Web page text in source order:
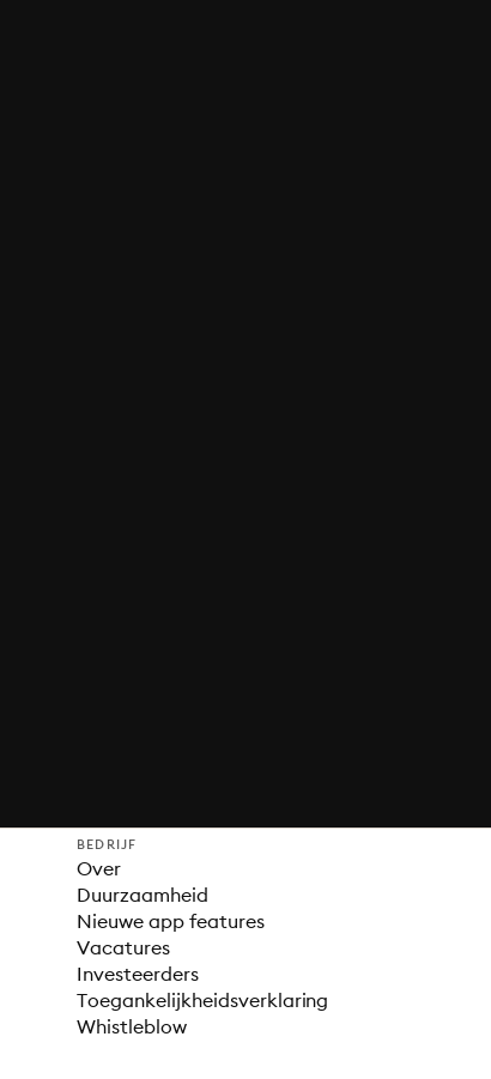
BEDRIJF
Over
Duurzaamheid
Nieuwe app features
Vacatures
Investeerders
Toegankelijkheidsverklaring
Whistleblow